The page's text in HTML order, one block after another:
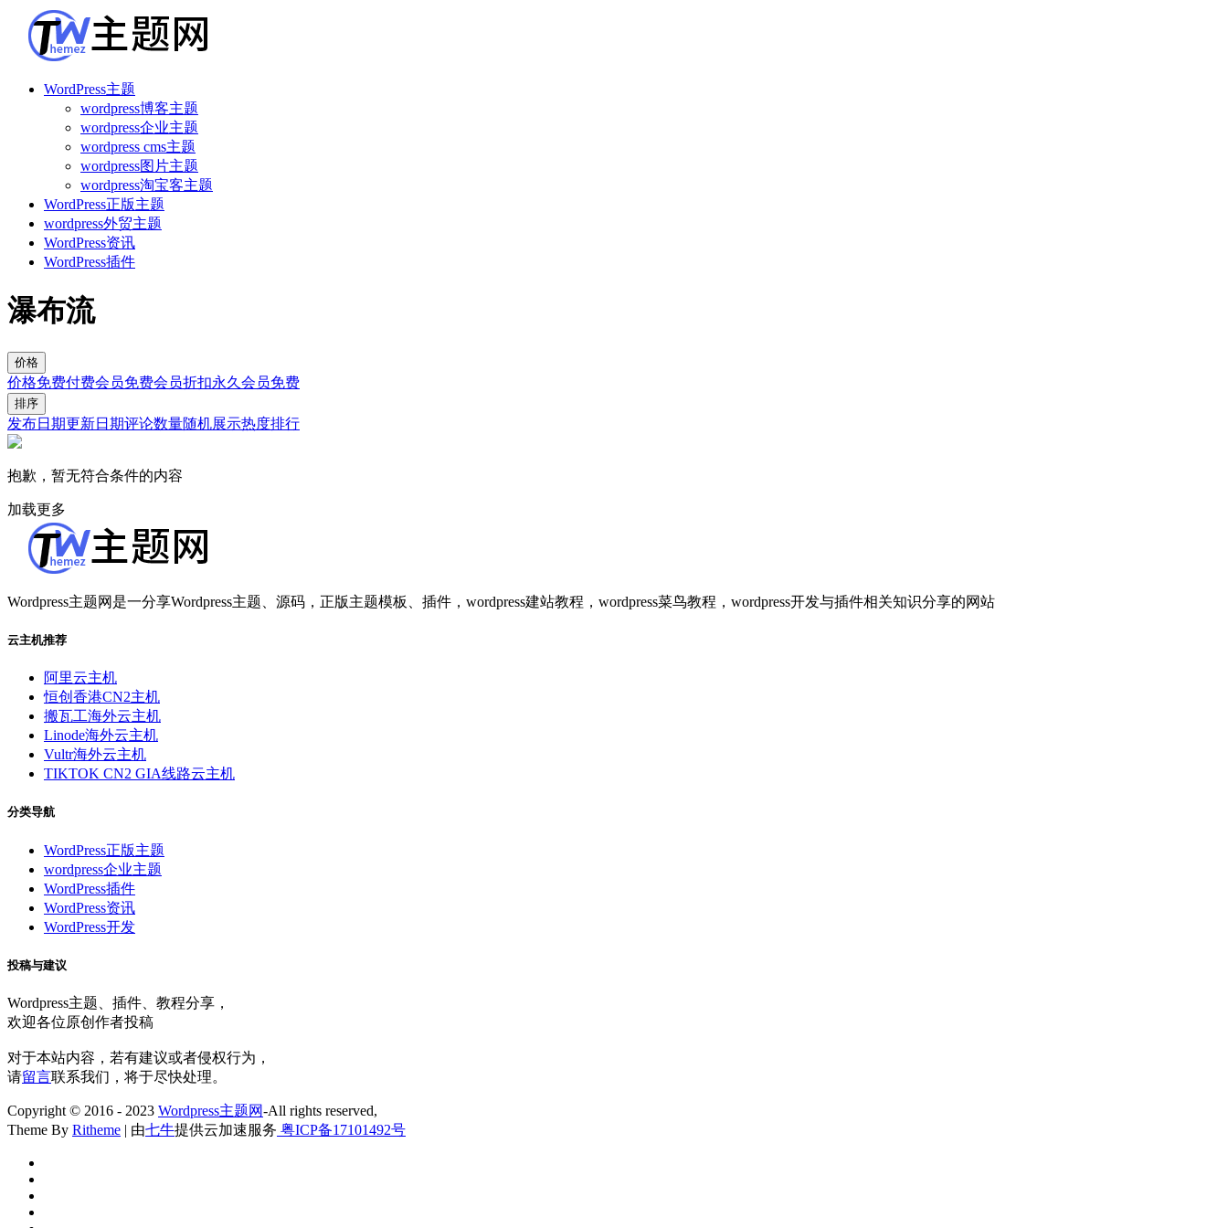
WordPress主题
wordpress博客主题
wordpress企业主题
wordpress cms主题
wordpress图片主题
wordpress淘宝客主题
WordPress正版主题
wordpress外贸主题
WordPress资讯
WordPress插件
瀑布流
价格
价格免费付费会员免费会员折扣永久会员免费
排序
发布日期更新日期评论数量随机展示热度排行
抱歉，暂无符合条件的内容
加载更多
Wordpress主题网是一分享Wordpress主题、源码，正版主题模板、插件，wordpress建站教程，wordpress菜鸟教程，wordpress开发与插件相关知识分享的网站
云主机推荐
阿里云主机
恒创香港CN2主机
搬瓦工海外云主机
Linode海外云主机
Vultr海外云主机
TIKTOK CN2 GIA线路云主机
分类导航
WordPress正版主题
wordpress企业主题
WordPress插件
WordPress资讯
WordPress开发
投稿与建议
Wordpress主题、插件、教程分享，
欢迎各位原创作者投稿
对于本站内容，若有建议或者侵权行为，
请留言联系我们，将于尽快处理。
Copyright © 2016 - 2023 Wordpress主题网-All rights reserved,
Theme By Ritheme | 由七牛提供云加速服务 粤ICP备17101492号